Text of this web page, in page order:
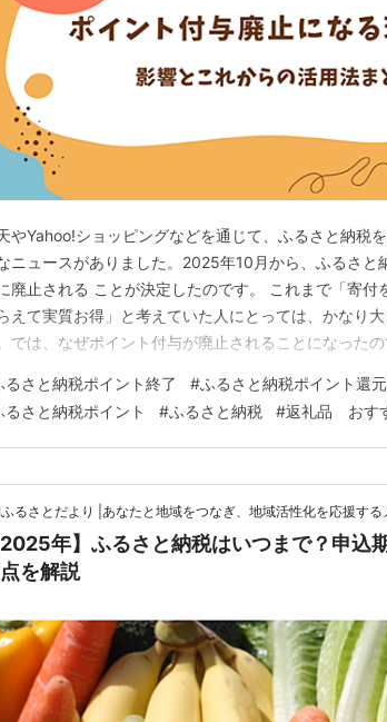
やYahoo!ショッピングなどを通じて、ふるさと納税
ニュースがありました。2025年10月から、ふるさと
廃止される ことが決定したのです。 これまで「寄付
えて実質お得」と考えていた人にとっては、かなり
では、なぜポイント付与が廃止されることになった
ふるさと納税ポイント付与廃止による影響は？ それ
る方法 ① 実用性の高い返礼品を選ぶ ②…
るさと納税ポイント終了 #ふるさと納税ポイント還
るさと納税ポイント #ふるさと納税 #返礼品 おす
るさとだより |あなたと地域をつなぎ、地域活性化を応援する
2025年】ふるさと納税はいつまで？申込
を解説